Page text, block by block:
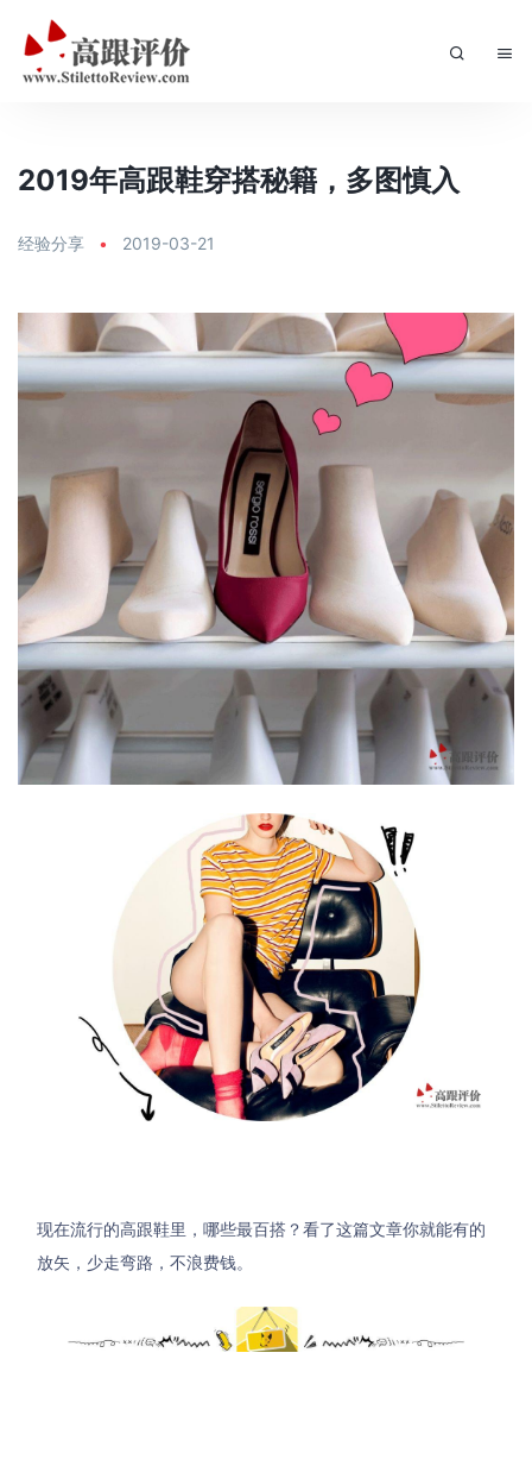
2019年高跟鞋穿搭秘籍，多图慎入
经验分享 • 2019-03-21
现在流行的高跟鞋里，哪些最百搭？看了这篇文章你就能有的
放矢，少走弯路，不浪费钱。